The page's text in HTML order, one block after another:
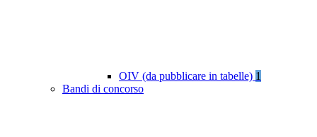
OIV (da pubblicare in tabelle) 1
Bandi di concorso